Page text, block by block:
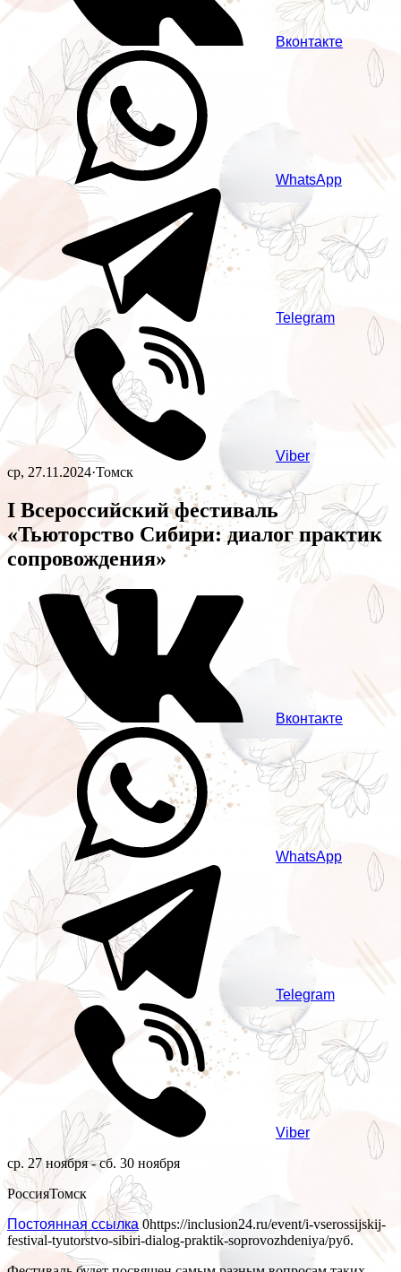
Вконтакте
WhatsApp
Telegram
Viber
ср, 27.11.2024·Томск
I Всероссийский фестиваль
«Тьюторство Сибири: диалог практик
сопровождения»
Вконтакте
WhatsApp
Telegram
Viber
ср. 27 ноября - сб. 30 ноября
РоссияТомск
Постоянная ссылка 0https://inclusion24.ru/event/i-vserossijskij-
festival-tyutorstvo-sibiri-dialog-praktik-soprovozhdeniya/руб.